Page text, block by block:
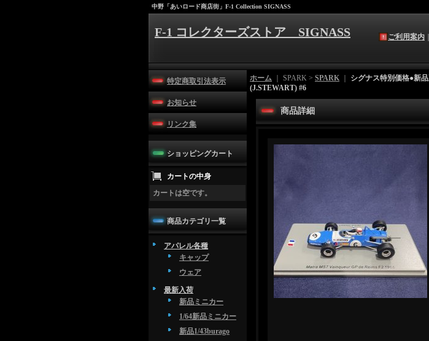
中野「あいロード商店街」F-1 Collection SIGNASS
F-1 コレクターズストア SIGNASS ご利用案内
特定商取引法表示
お知らせ
リンク集
ショッピングカート
カートの中身
カートは空です。
商品カテゴリ一覧
アパレル各種
キャップ
ウェア
最新入荷
新品ミニカー
1/64新品ミニカー
新品1/43burago
ホーム ｜ SPARK > SPARK
シグナス特別価格●新
(J.STEWART) #6
商品詳細